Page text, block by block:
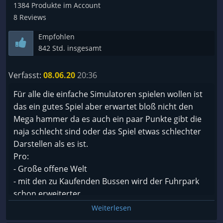
schwammig und ich bin da einfach bessere Physik
meisten der Optionen können auch gleich
weggelassen werden. Die Fahrgäste wirken wie
diesen Preis.
Die Insel hat mich auch nicht wirklich überzeugt.
Teilweise ganz hübsch gemacht, aber auch da
übertrumpft die Konkurrenz. Alles in allem habe ich
nicht das Gefühl in einem Urlaubsparadies zu sein
oder einen wirklich harten, ernsten Simulator zu
spielen. Wirkt sehr Arcade-lastig und auch grafisch
nicht on top bis auf den Regen. Die ganze Welt ist
mir zu leer, nicht belebt genug, eher trist.
Wer richtig Bus fahren möchte, der nimmt den
1384 Produkte im Account
8 Reviews
Empfohlen
842 Std. insgesamt
Verfasst: 08.06.2020:36
Für alle die einfache Simulatoren spielen wollen ist
das ein gutes Spiel aber erwartet bloß nicht den
Mega hammer da es auch ein paar Punkte gibt die
naja schlecht sind oder das Spiel etwas schlechter
Darstellen als es ist.
Pro:
- Große offene Welt
- mit den zu Kaufenden Bussen wird der Fuhrpark
schon erweiterter
- viele Original Ortsnamen
- viele Missionen
Weiterlesen